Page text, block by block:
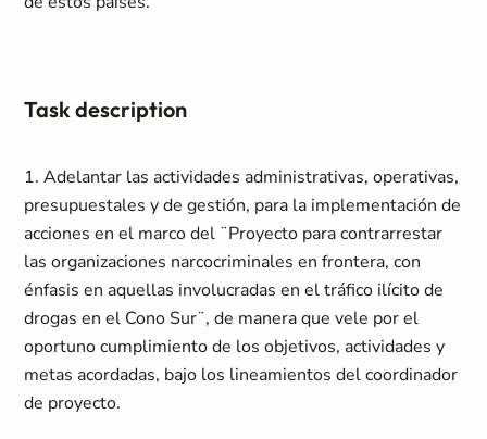
Task description
1. Adelantar las actividades administrativas, operativas,
presupuestales y de gestión, para la implementación de
acciones en el marco del ¨Proyecto para contrarrestar
las organizaciones narcocriminales en frontera, con
énfasis en aquellas involucradas en el tráfico ilícito de
drogas en el Cono Sur¨, de manera que vele por el
oportuno cumplimiento de los objetivos, actividades y
metas acordadas, bajo los lineamientos del coordinador
de proyecto.